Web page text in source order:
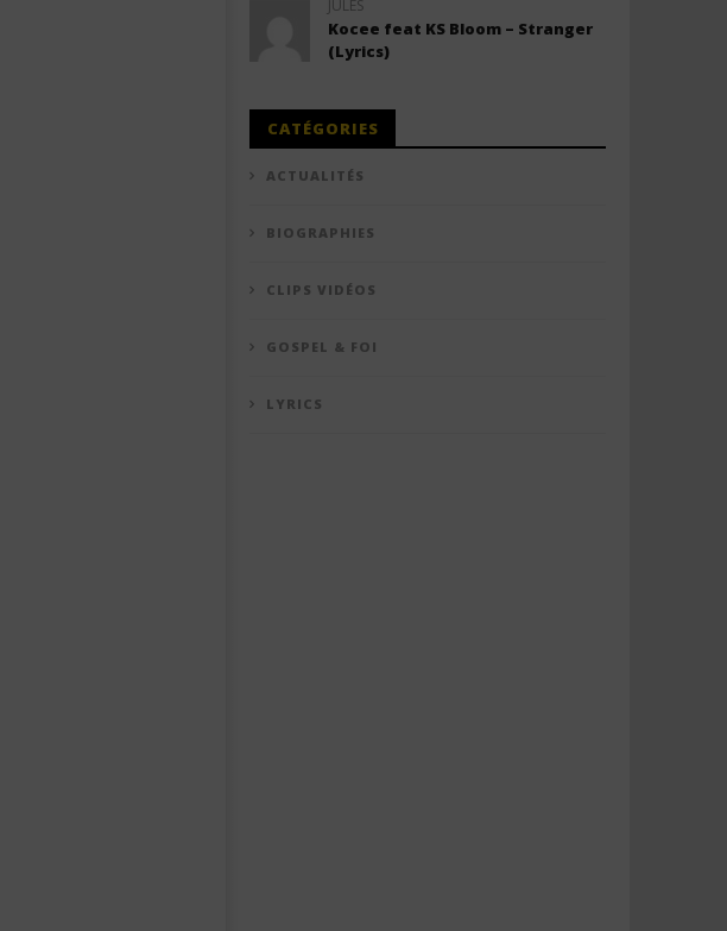
JULES
Kocee feat KS Bloom – Stranger
(Lyrics)
CATÉGORIES
ACTUALITÉS
BIOGRAPHIES
CLIPS VIDÉOS
GOSPEL & FOI
LYRICS